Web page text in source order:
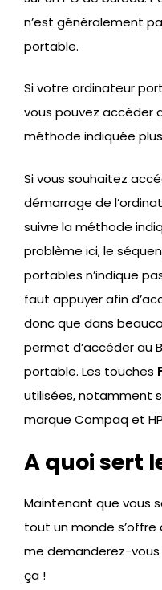
n’est généralement
portable.
Si votre ordinateur
vous pouvez accéder
méthode indiquée
Si vous souhaitez
démarrage de
suivre la méthode
problème ici, le
portables n’indique
faut appuyer afin
donc que dans
permet d’accéder au
portable. Les touches
utilisées, notamment
marque Compaq et
A quoi sert
Maintenant que vous
tout un monde s’offre
me demanderez-
ça !